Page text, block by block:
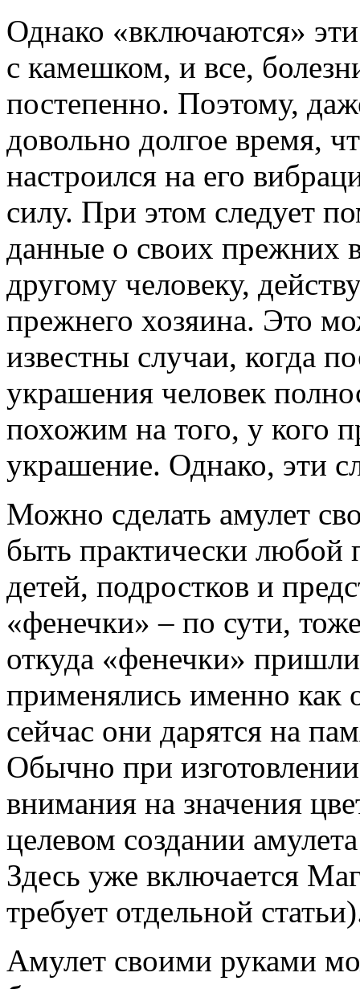
Однако «включаются»
с камешком, и все,
постепенно. Поэтому,
довольно долгое время,
настроился на его
силу. При этом следует
данные о своих прежних
другому человеку,
прежнего хозяина. Это
известны случаи, когда
украшения человек
похожим на того, у кого
украшение. Однако, эти
Можно сделать амулет
быть практически любой
детей, подростков и
«фенечки» – по сути,
откуда «фенечки»
применялись именно как
сейчас они дарятся на
Обычно при
внимания на значения
целевом создании
Здесь уже включается
требует отдельной
Амулет своими руками